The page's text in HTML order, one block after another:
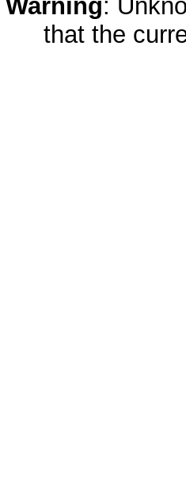
Warning:
that the